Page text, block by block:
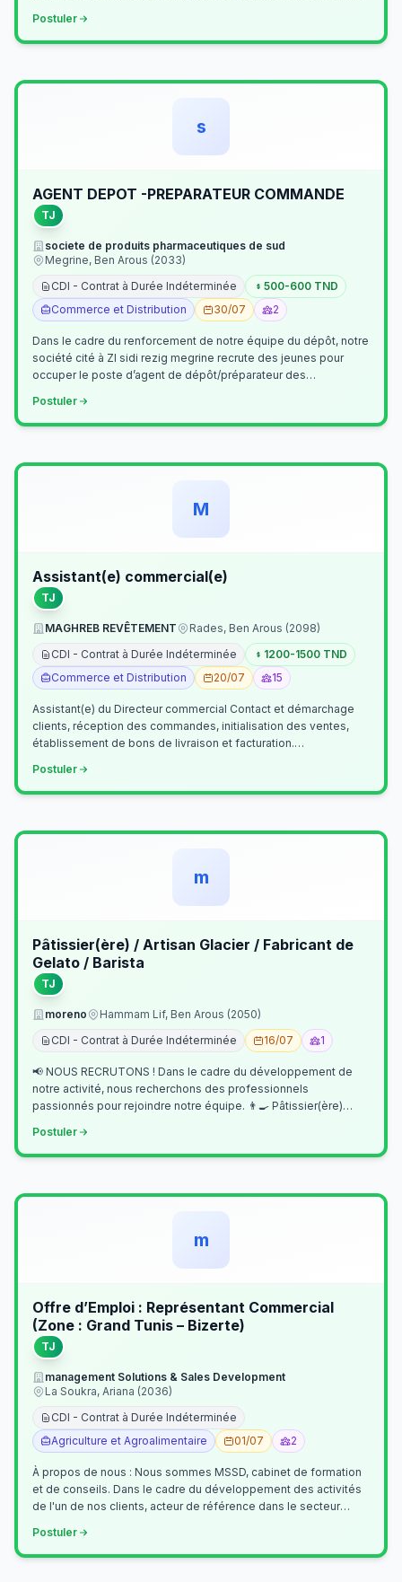
Postuler
s
AGENT DEPOT -PREPARATEUR COMMANDE
TJ
societe de produits pharmaceutiques de sud
Megrine, Ben Arous (2033)
CDI - Contrat à Durée Indéterminée
500-600 TND
Commerce et Distribution
30/07 2
Dans le cadre du renforcement de notre équipe du dépôt, notre
société cité à ZI sidi rezig megrine recrute des jeunes pour
occuper le poste d’agent de dépôt/préparateur des
Postuler
M
Assistant(e) commercial(e)
TJ
MAGHREB REVÊTEMENT
Rades, Ben Arous (2098)
CDI - Contrat à Durée Indéterminée
1200-1500 TND
Commerce et Distribution
20/07 15
Assistant(e) du Directeur commercial Contact et démarchage
clients, réception des commandes, initialisation des ventes,
établissement de bons de livraison et facturation.
Postuler
m
Pâtissier(ère) / Artisan Glacier / Fabricant de
Gelato / Barista
TJ
moreno
Hammam Lif, Ben Arous (2050)
CDI - Contrat à Durée Indéterminée
16/07 1
📢 NOUS RECRUTONS ! Dans le cadre du développement de
notre activité, nous recherchons des professionnels
passionnés pour rejoindre notre équipe. 👨‍🍳 Pâtissier(ère)
Postuler
m
Offre d’Emploi : Représentant Commercial
(Zone : Grand Tunis – Bizerte)
TJ
management Solutions & Sales Development
La Soukra, Ariana (2036)
CDI - Contrat à Durée Indéterminée
Agriculture et Agroalimentaire
01/07 2
À propos de nous : Nous sommes MSSD, cabinet de formation
et de conseils. Dans le cadre du développement des activités
de l'un de nos clients, acteur de référence dans le secteur
Postuler